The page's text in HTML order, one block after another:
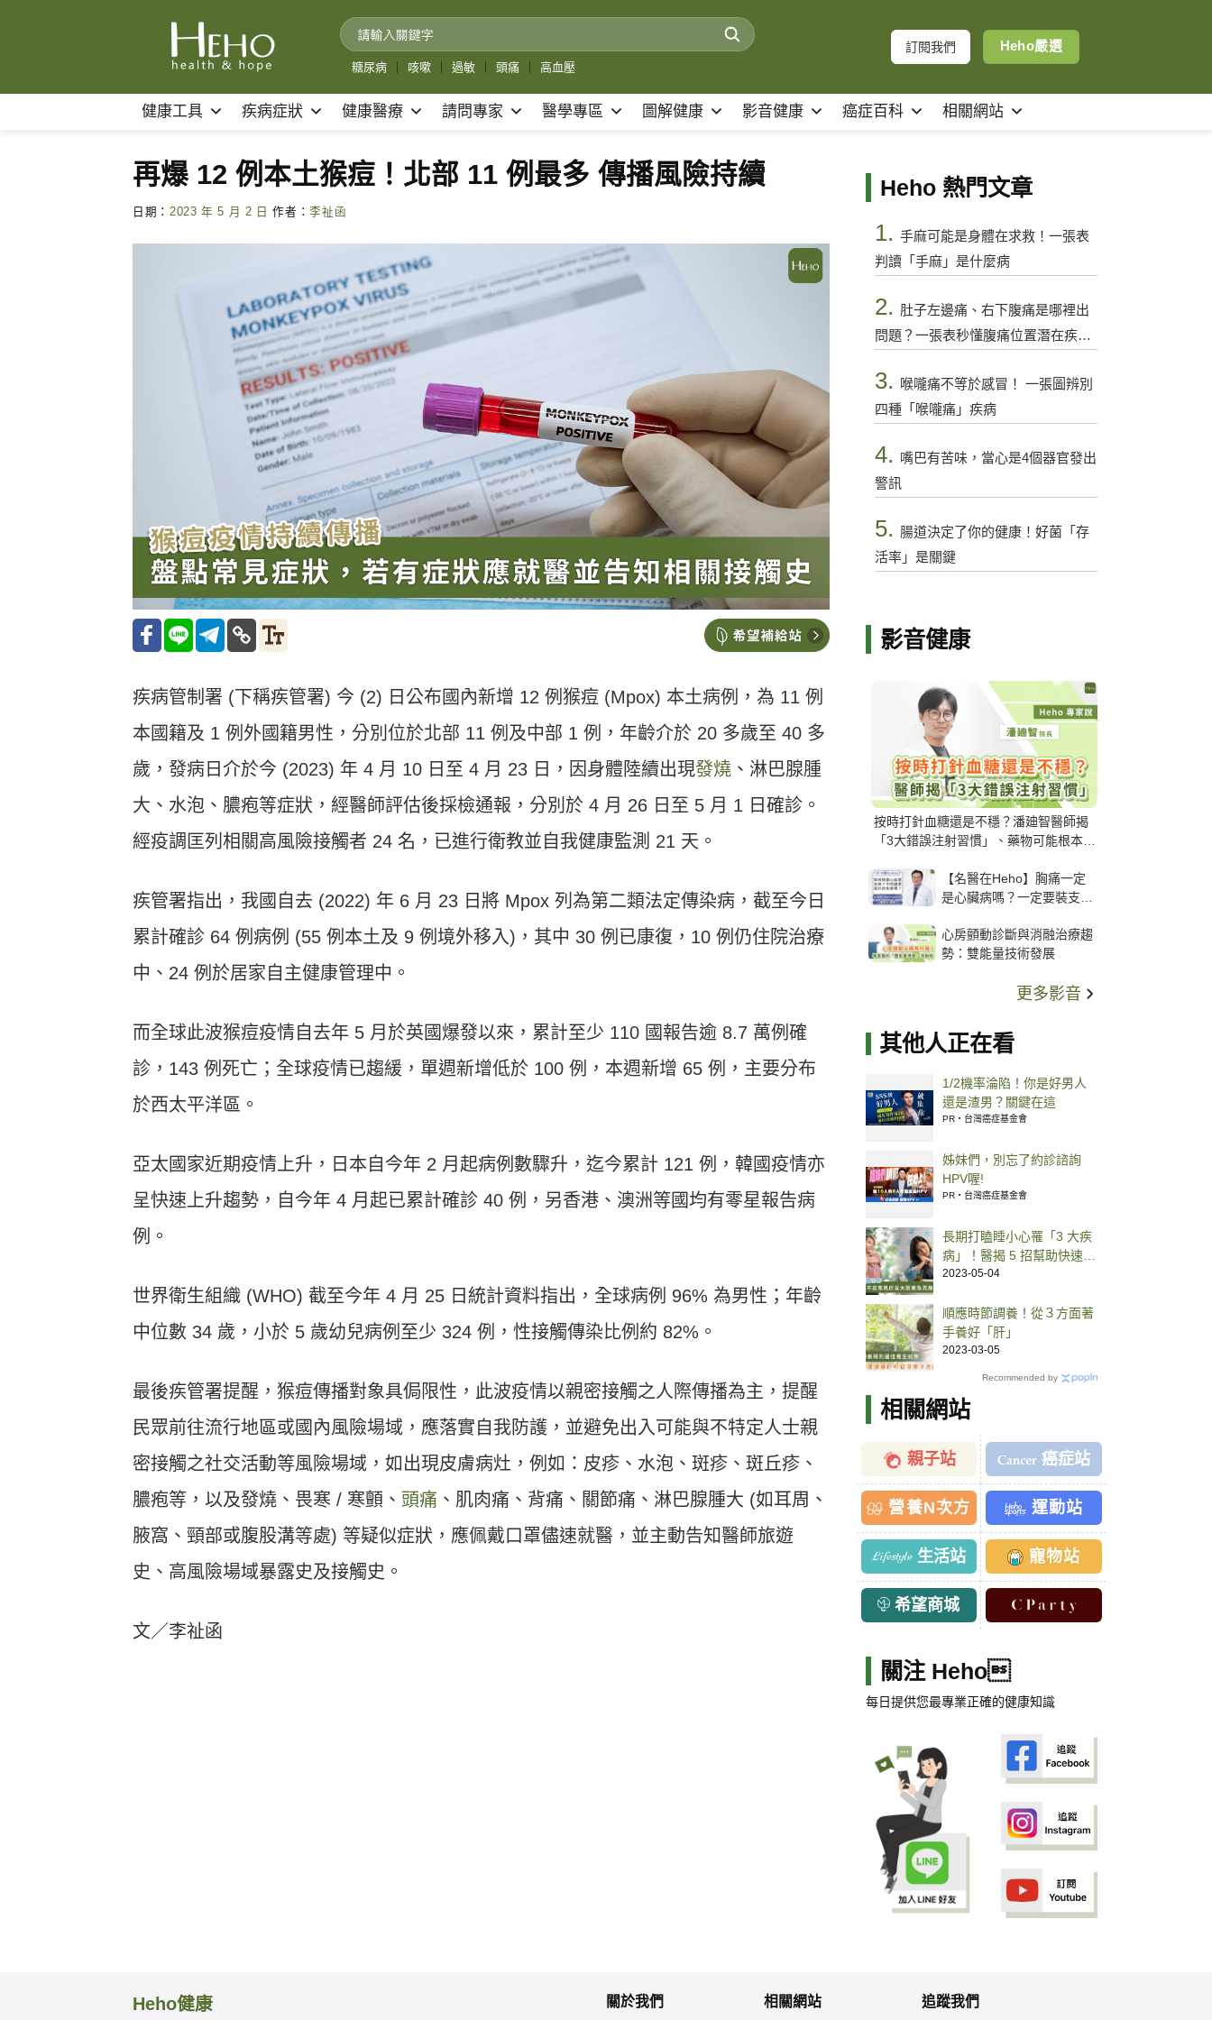
糖尿病 咳嗽 過敏 頭痛 高血壓
訂閱我們 Heho嚴選
健康工具 疾病症狀 健康醫療 請問專家 醫學專區 圖解健康 影音健康 癌症百科 相關網站
再爆 12 例本土猴痘！北部 11 例最多 傳播風險持續
日期： 2023 年 5 月 2 日 作者：李祉函
疾病管制署 (下稱疾管署) 今 (2) 日公布國內新增 12 例猴痘 (Mpox) 本土病例，為 11 例
本國籍及 1 例外國籍男性，分別位於北部 11 例及中部 1 例，年齡介於 20 多歲至 40 多
歲，發病日介於今 (2023) 年 4 月 10 日至 4 月 23 日，因身體陸續出現發燒 、淋巴腺腫
大、水泡、膿疱等症狀，經醫師評估後採檢通報，分別於 4 月 26 日至 5 月 1 日確診。
經疫調匡列相關高風險接觸者 24 名，已進行衛教並自我健康監測 21 天。
疾管署指出，我國自去 (2022) 年 6 月 23 日將 Mpox 列為第二類法定傳染病，截至今日
累計確診 64 例病例 (55 例本土及 9 例境外移入)，其中 30 例已康復，10 例仍住院治療
中、24 例於居家自主健康管理中。
而全球此波猴痘疫情自去年 5 月於英國爆發以來，累計至少 110 國報告逾 8.7 萬例確
診，143 例死亡；全球疫情已趨緩，單週新增低於 100 例，本週新增 65 例，主要分布
於西太平洋區。
亞太國家近期疫情上升，日本自今年 2 月起病例數驟升，迄今累計 121 例，韓國疫情亦
呈快速上升趨勢，自今年 4 月起已累計確診 40 例，另香港、澳洲等國均有零星報告病
例。
世界衛生組織 (WHO) 截至今年 4 月 25 日統計資料指出，全球病例 96% 為男性；年齡
中位數 34 歲，小於 5 歲幼兒病例至少 324 例，性接觸傳染比例約 82%。
最後疾管署提醒，猴痘傳播對象具侷限性，此波疫情以親密接觸之人際傳播為主，提醒
民眾前往流行地區或國內風險場域，應落實自我防護，並避免出入可能與不特定人士親
密接觸之社交活動等風險場域，如出現皮膚病灶，例如：皮疹、水泡、斑疹、斑丘疹、
膿疱等，以及發燒、畏寒 / 寒顫、 頭痛 、肌肉痛、背痛、關節痛、淋巴腺腫大 (如耳周、
腋窩、頸部或腹股溝等處) 等疑似症狀，應佩戴口罩儘速就醫，並主動告知醫師旅遊
史、高風險場域暴露史及接觸史。
文／李祉函
Heho 熱門文章
1. 手麻可能是身體在求救！一張表
判讀「手麻」是什麼病
2. 肚子左邊痛、右下腹痛是哪裡出
問題？一張表秒懂腹痛位置潛在疾病
3.
喉嚨痛不等於感冒！ 一張圖辨別
四種「喉嚨痛」疾病
4. 嘴巴有苦味，當心是4個器官發出
警訊
5. 腸道決定了你的健康！好菌「存
活率」是關鍵
影音健康
按時打針血糖還是不穩？潘廸智醫師揭
「3大錯誤注射習慣」、藥物可能根本沒
【名醫在Heho】胸痛一定
是心臟病嗎？一定要裝支
解析支架種類、風險與選擇
關鍵
心房顫動診斷與消融治療趨
勢：雙能量技術發展
更多影音
其他人正在看
1/2機率淪陷！你是好男人
還是渣男？關鍵在這
PR・台灣癌症基金會
姊妹們，別忘了約診諮詢
HPV喔!
PR・台灣癌症基金會
長期打瞌睡小心罹「3 大疾
病」！醫揭 5 招幫助快速打
起精神
2023-05-04
順應時節調養！從３方面著
手養好「肝」
2023-03-05
Recommended by
相關網站
親子站 癌症站
營養N次方 運動站
生活站 寵物站
希望商城
關注 Heho
每日提供您最專業正確的健康知識
Heho健康 關於我們 相關網站 追蹤我們